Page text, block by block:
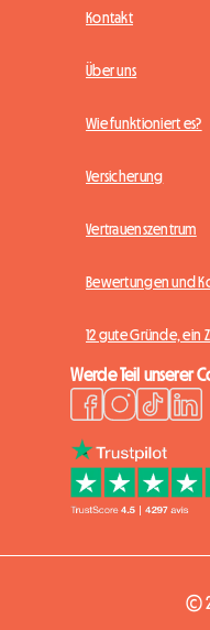
Kontakt
Über uns
Wie funktioniert es?
Versicherung
Vertrauenszentrum
Bewertungen und
12 gute Gründe, ein
Werde Teil unserer
©